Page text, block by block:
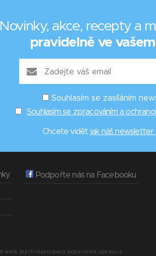
Novinky, akce, recepty a
pravidelně ve
Souhlasím se zasíláním
Souhlasím se zpracováním a
Chcete vidět jak náš newsletter
Podpořte nás na Facebooku
jejich reprodukci, kopírování, úpravu a